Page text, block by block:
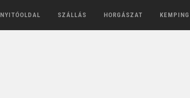
NYITÓOLDAL SZÁLLÁS HORGÁSZAT KEMPING